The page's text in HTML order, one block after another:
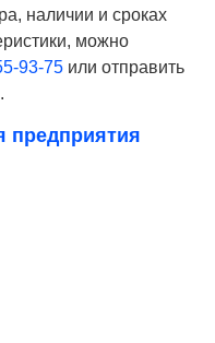
наличии и сроках
можно
93-75 или отправить
.
предприятия